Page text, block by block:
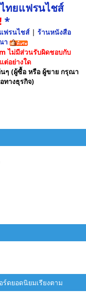
ทยแฟรนไชส์
*
ฟรนไชส์ | ร้านหนังสือ
า
ไม่มีส่วนรับผิดชอบกับ
ต่อย่างใด
นๆ (ผู้ซื้อ หรือ ผู้ขาย กรุณา
างธุรกิจ)
ร์ดยอดนิยมเรียงตาม